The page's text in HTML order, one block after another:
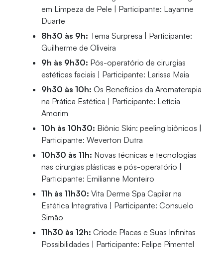
em Limpeza de Pele | Participante: Layanne
Duarte
8h30 às 9h: Tema Surpresa | Participante:
Guilherme de Oliveira
9h às 9h30: Pós-operatório de cirurgias
estéticas faciais | Participante: Larissa Maia
9h30 às 10h: Os Benefícios da Aromaterapia
na Prática Estética | Participante: Letícia
Amorim
10h às 10h30: Biônic Skin: peeling biônicos |
Participante: Weverton Dutra
10h30 às 11h: Novas técnicas e tecnologias
nas cirurgias plásticas e pós-operatório |
Participante: Emilianne Monteiro
11h às 11h30: Vita Derme Spa Capilar na
Estética Integrativa | Participante: Consuelo
Simão
11h30 às 12h: Criode Placas e Suas Infinitas
Possibilidades | Participante: Felipe Pimentel